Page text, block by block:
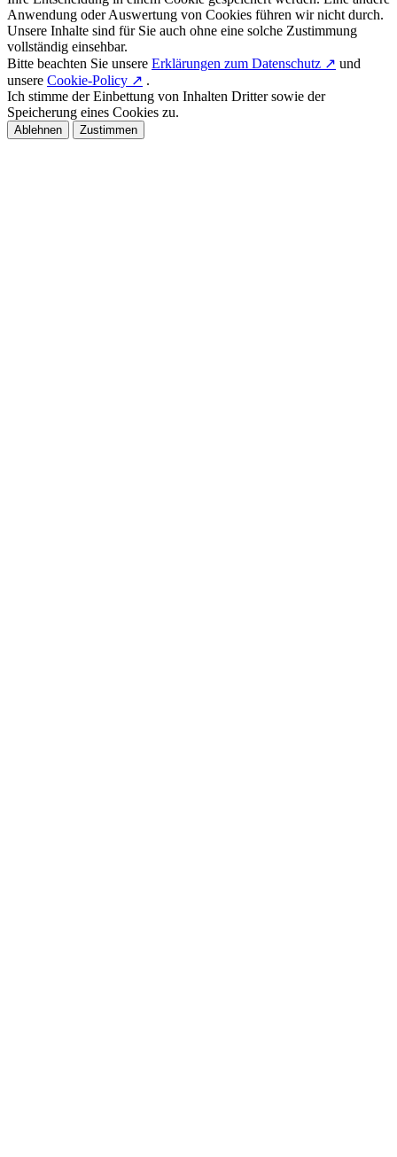
Anwendung oder Auswertung von Cookies führen wir nicht durch.
Unsere Inhalte sind für Sie auch ohne eine solche Zustimmung
vollständig einsehbar.
Bitte beachten Sie unsere Erklärungen zum Datenschutz ↗ und
unsere Cookie-Policy ↗ .
Ich stimme der Einbettung von Inhalten Dritter sowie der
Speicherung eines Cookies zu.
Ablehnen Zustimmen